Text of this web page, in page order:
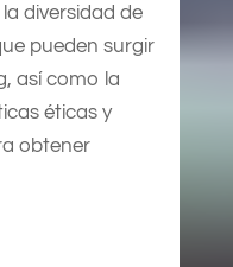
diversidad de
pueden surgir
así como la
éticas y
obtener